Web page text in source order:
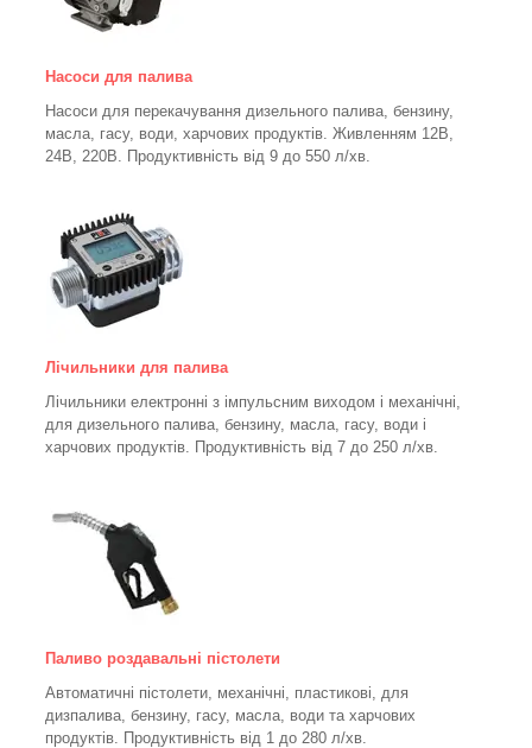
Насоси для палива
Насоси для перекачування дизельного палива, бензину,
масла, гасу, води, харчових продуктів. Живленням 12В,
24В, 220В. Продуктивність від 9 до 550 л/хв.
Лічильники для палива
Лічильники електронні з імпульсним виходом і механічні,
для дизельного палива, бензину, масла, гасу, води і
харчових продуктів. Продуктивність від 7 до 250 л/хв.
Паливо роздавальні пістолети
Автоматичні пістолети, механічні, пластикові, для
дизпалива, бензину, гасу, масла, води та харчових
продуктів. Продуктивність від 1 до 280 л/хв.